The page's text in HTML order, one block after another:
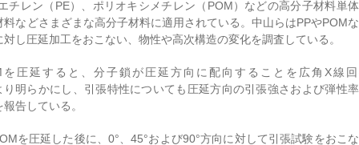
チレン（PE）、ポリオキシメチレン（POM）などの高分子材料単
料などさまざまな高分子材料に適用されている。中山らはPPやPOM
し圧延加工をおこない、物性や高次構造の変化を調査している。
を圧延すると、分子鎖が圧延方向に配向することを広角X線
り明らかにし、引張特性についても圧延方向の引張強さおよび弾性
告している。
を圧延した後に、0°、45°および90°方向に対して引張試験をおこな